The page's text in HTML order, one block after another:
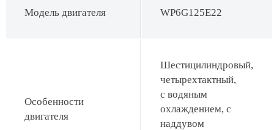
Модель двигателя WP6G125E22
Особенности
двигателя
Шестицилиндровый,
четырехтактный,
с водяным
охлаждением, с
наддувом